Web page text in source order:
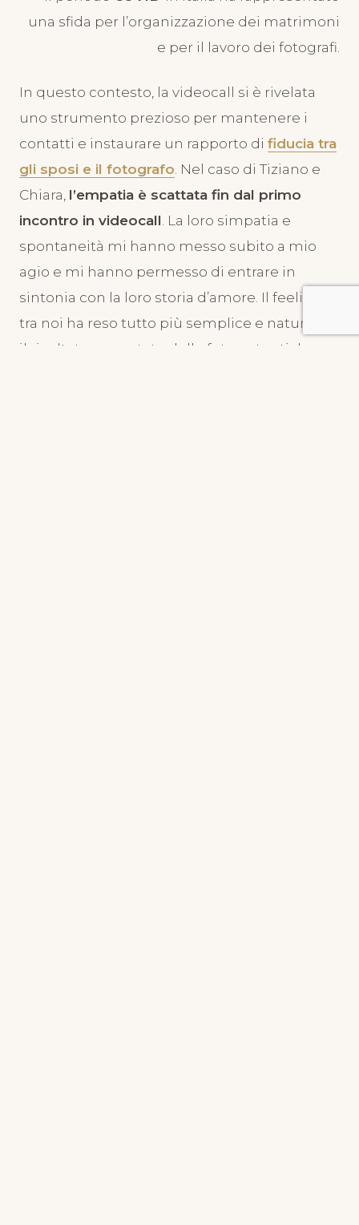
una sfida per l’organizzazione dei matrimoni
e per il lavoro dei fotografi.
In questo contesto, la videocall si è rivelata
uno strumento prezioso per mantenere i
contatti e instaurare un rapporto di fiducia tra
gli sposi e il fotografo. Nel caso di Tiziano e
Chiara, l’empatia è scattata fin dal primo
incontro in videocall. La loro simpatia e
spontaneità mi hanno messo subito a mio
agio e mi hanno permesso di entrare in
sintonia con la loro storia d’amore. Il feeling
tra noi ha reso tutto più semplice e naturale, e
il risultato sono state delle foto autentiche e